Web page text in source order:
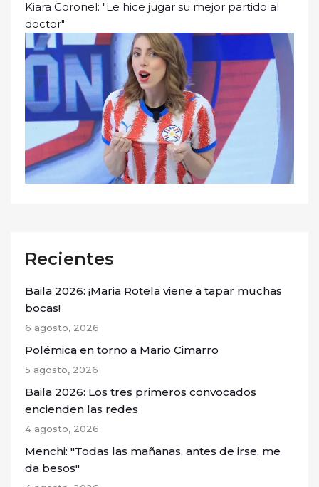
Kiara Coronel: "Le hice jugar su mejor partido al
doctor"
Recientes
Baila 2026: ¡Maria Rotela viene a tapar muchas
bocas!
6 agosto, 2026
Polémica en torno a Mario Cimarro
5 agosto, 2026
Baila 2026: Los tres primeros convocados
encienden las redes
4 agosto, 2026
Menchi: "Todas las mañanas, antes de irse, me
da besos"